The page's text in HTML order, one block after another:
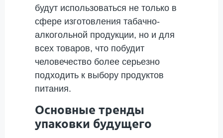
будут использоваться не только в
сфере изготовления табачно-
алкогольной продукции, но и для
всех товаров, что побудит
человечество более серьезно
подходить к выбору продуктов
питания.
Основные тренды
упаковки будущего